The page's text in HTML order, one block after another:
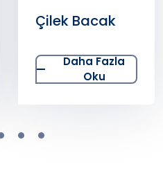
Çilek Bacak
Daha Fazla
Oku